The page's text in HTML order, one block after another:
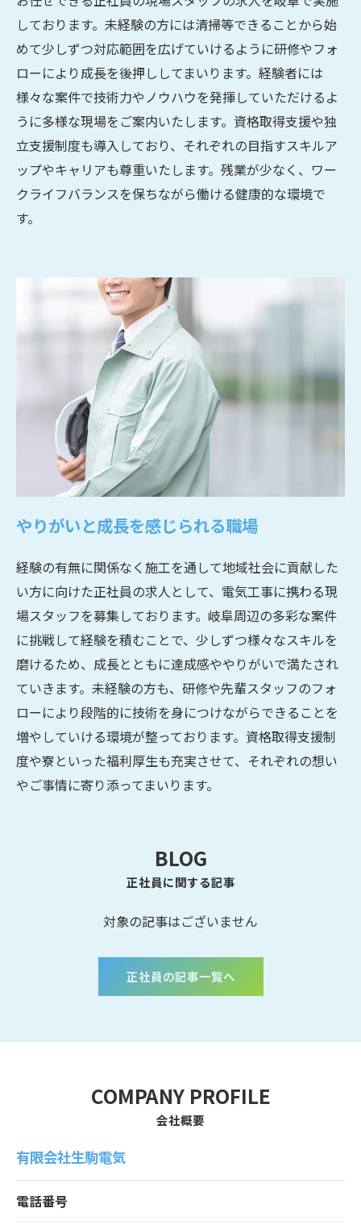
しております。未経験の方には清掃等できることから始
めて少しずつ対応範囲を広げていけるように研修やフォ
ローにより成長を後押ししてまいります。経験者には
様々な案件で技術力やノウハウを発揮していただけるよ
うに多様な現場をご案内いたします。資格取得支援や独
立支援制度も導入しており、それぞれの目指すスキルア
ップやキャリアも尊重いたします。残業が少なく、ワー
クライフバランスを保ちながら働ける健康的な環境で
す。
やりがいと成長を感じられる職場
経験の有無に関係なく施工を通して地域社会に貢献した
い方に向けた正社員の求人として、電気工事に携わる現
場スタッフを募集しております。岐阜周辺の多彩な案件
に挑戦して経験を積むことで、少しずつ様々なスキルを
磨けるため、成長とともに達成感ややりがいで満たされ
ていきます。未経験の方も、研修や先輩スタッフのフォ
ローにより段階的に技術を身につけながらできることを
増やしていける環境が整っております。資格取得支援制
度や寮といった福利厚生も充実させて、それぞれの想い
やご事情に寄り添ってまいります。
BLOG
正社員に関する記事
対象の記事はございません
正社員の記事一覧へ
COMPANY PROFILE
会社概要
有限会社生駒電気
電話番号